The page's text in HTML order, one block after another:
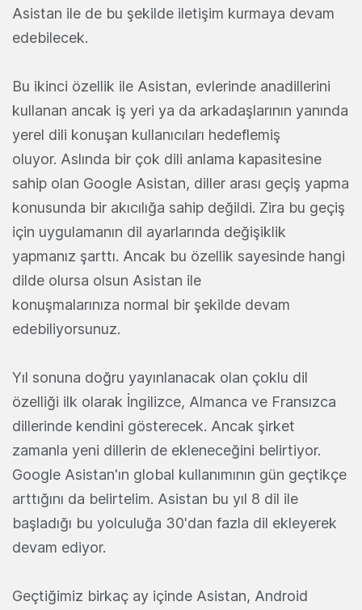
Asistan ile de bu şekilde iletişim kurmaya devam
edebilecek.
Bu ikinci özellik ile Asistan, evlerinde anadillerini
kullanan ancak iş yeri ya da arkadaşlarının yanında
yerel dili konuşan kullanıcıları hedeflemiş
oluyor. Aslında bir çok dili anlama kapasitesine
sahip olan Google Asistan, diller arası geçiş yapma
konusunda bir akıcılığa sahip değildi. Zira bu geçiş
için uygulamanın dil ayarlarında değişiklik
yapmanız şarttı. Ancak bu özellik sayesinde hangi
dilde olursa olsun Asistan ile
konuşmalarınıza normal bir şekilde devam
edebiliyorsunuz.
Yıl sonuna doğru yayınlanacak olan çoklu dil
özelliği ilk olarak İngilizce, Almanca ve Fransızca
dillerinde kendini gösterecek. Ancak şirket
zamanla yeni dillerin de ekleneceğini belirtiyor.
Google Asistan'ın global kullanımının gün geçtikçe
arttığını da belirtelim. Asistan bu yıl 8 dil ile
başladığı bu yolculuğa 30'dan fazla dil ekleyerek
devam ediyor.
Geçtiğimiz birkaç ay içinde Asistan, Android